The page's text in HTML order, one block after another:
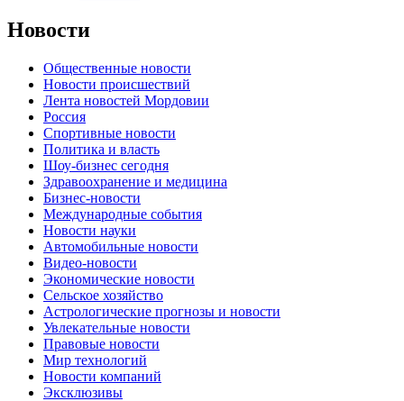
Новости
Общественные новости
Новости происшествий
Лента новостей Мордовии
Россия
Спортивные новости
Политика и власть
Шоу-бизнес сегодня
Здравоохранение и медицина
Бизнес-новости
Международные события
Новости науки
Автомобильные новости
Видео-новости
Экономические новости
Сельское хозяйство
Астрологические прогнозы и новости
Увлекательные новости
Правовые новости
Мир технологий
Новости компаний
Эксклюзивы